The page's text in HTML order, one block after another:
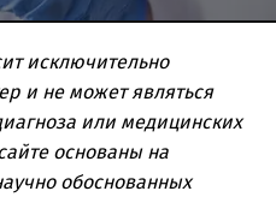
исключительно
и не может являться
или медицинских
основаны на
обоснованных